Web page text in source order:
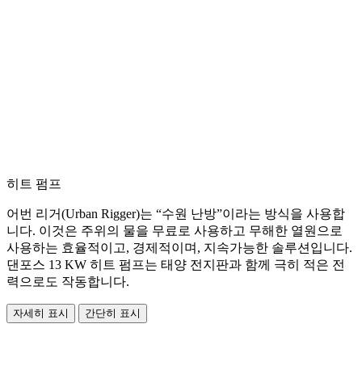
히트 펌프
어번 리거(Urban Rigger)는 “수원 난방”이라는 방식을 사용합
니다. 이것은 주위의 물을 무료로 사용하고 무해한 열원으로
사용하는 효율적이고, 경제적이며, 지속가능한 솔루션입니다.
댄포스 13 KW 히트 펌프는 태양 전지판과 함께 극히 적은 전
력으로도 작동합니다.
자세히 표시 간단히 표시